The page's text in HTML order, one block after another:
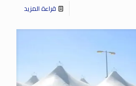
قراءة المزيد